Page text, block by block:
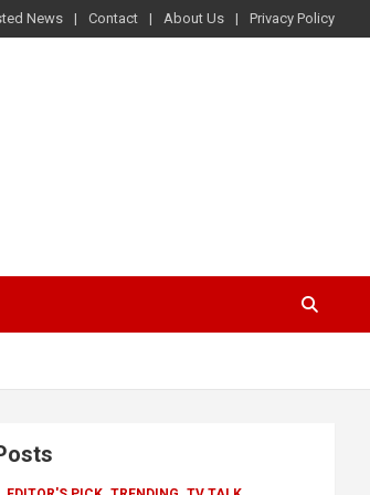
News Contact About Us Privacy Policy